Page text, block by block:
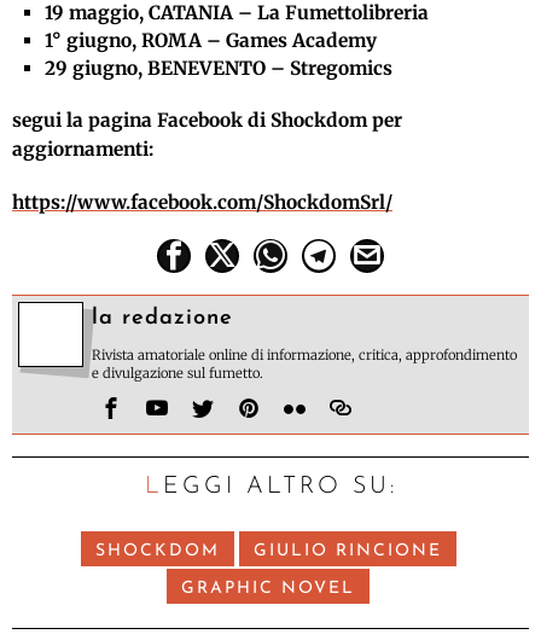
19 maggio, CATANIA – La Fumettolibreria
1° giugno, ROMA – Games Academy
29 giugno, BENEVENTO – Stregomics
segui la pagina Facebook di Shockdom per
aggiornamenti:
https://www.facebook.com/ShockdomSrl/
la redazione
Rivista amatoriale online di informazione, critica, approfondimento
e divulgazione sul fumetto.
LEGGI ALTRO SU:
SHOCKDOM GIULIO RINCIONE
GRAPHIC NOVEL